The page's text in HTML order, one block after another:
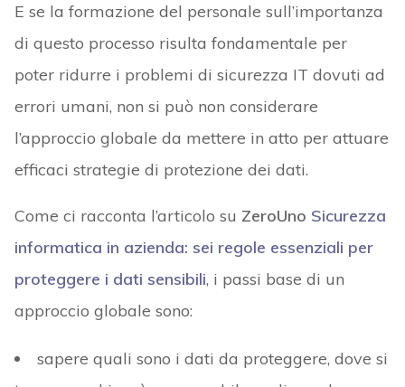
E se la formazione del personale sull’importanza
di questo processo risulta fondamentale per
poter ridurre i problemi di sicurezza IT dovuti ad
errori umani, non si può non considerare
l’approccio globale da mettere in atto per attuare
efficaci strategie di protezione dei dati.
Come ci racconta l’articolo su ZeroUno Sicurezza
informatica in azienda: sei regole essenziali per
proteggere i dati sensibili, i passi base di un
approccio globale sono:
sapere quali sono i dati da proteggere, dove si